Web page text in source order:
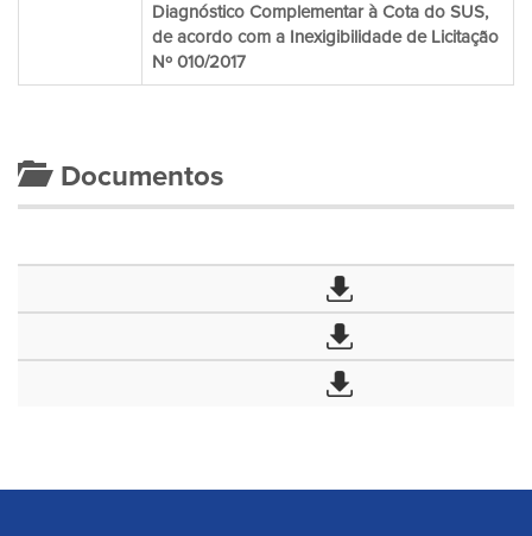
Diagnóstico Complementar à Cota do SUS,
de acordo com a Inexigibilidade de Licitação
Nº 010/2017
Documentos